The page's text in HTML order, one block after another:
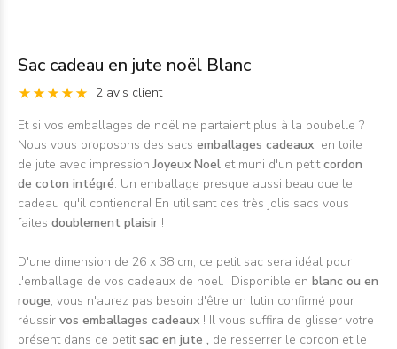
Sac cadeau en jute noël Blanc
2 avis client
Et si vos emballages de noël ne partaient plus à la poubelle ?
Nous vous proposons des sacs emballages cadeaux en toile
de jute avec impressionJoyeux Noel et muni d'un petitcordon
de coton intégré. Un emballage presque aussi beau que le
cadeau qu'il contiendra! En utilisant ces très jolis sacs vous
faites doublement plaisir !
D'une dimension de 26 x 38 cm, ce petit sac sera idéal pour
l'emballage de vos cadeaux de noel. Disponible en blanc ou en
rouge, vous n'aurez pas besoin d'être un lutin confirmé pour
réussir vos emballages cadeaux ! Il vous suffira de glisser votre
présent dans ce petitsac en jute , de resserrer le cordon et le